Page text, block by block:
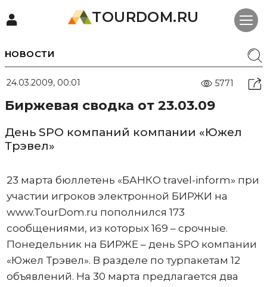
TOURDOM.RU
НОВОСТИ
24.03.2009, 00:01 5771
Биржевая сводка от 23.03.09
День SPO компаний компании «Южел
Трэвел»
23 марта бюллетень «БАНКО travel-inform» при
участии игроков электронной БИРЖИ на
www.TourDom.ru пополнился 173
сообщениями, из которых 169 – срочные.
Понедельник на БИРЖЕ – день SPO компании
«Южел Трэвел». В разделе по турпакетам 12
объявлений. На 30 марта предлагается два